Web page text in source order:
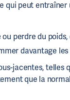
qui peut
perdre du
davantage
jacentes, telles
que la